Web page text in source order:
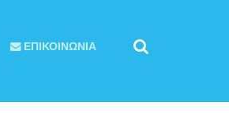
ΕΠΙΚΟΙΝΩΝΙΑ